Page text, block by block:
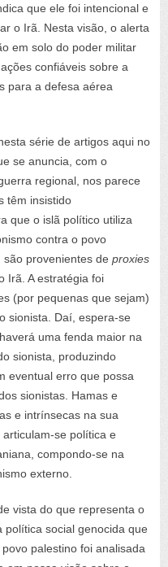
que ele foi intencional e
o Irã. Nesta visão, o alerta
em solo do poder militar
confiáveis sobre a
para a defesa aérea
série de artigos aqui no
se anuncia, com o
regional, nos parece
têm insistido
que o islã político utiliza
contra o povo
provenientes de proxies
Irã. A estratégia foi
(por pequenas que sejam)
sionista. Daí, espera-se
uma fenda maior na
sionista, produzindo
eventual erro que possa
sionistas. Hamas e
e intrínsecas na sua
se política e
compondo-se na
externo.
vista do que representa o
política social genocida que
palestino foi analisada